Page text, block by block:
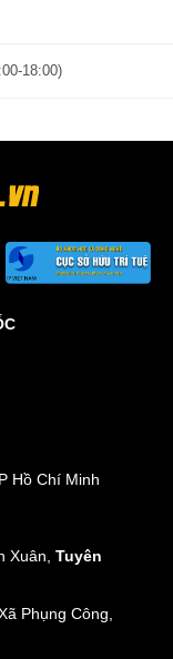
18:00)
Hồ Chí Minh
Xuân, Tuyên
Phụng Công,